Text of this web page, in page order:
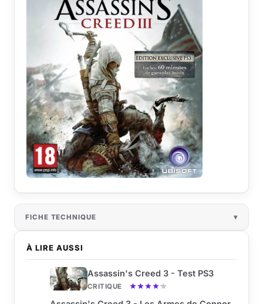
À LIRE AUSSI
Assassin's Creed 3 - Test PS3
CRITIQUE
FICHE TECHNIQUE